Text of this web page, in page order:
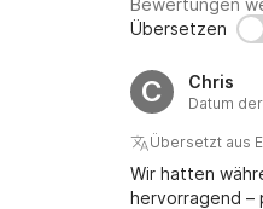
Bewertungen
Übersetzen
C Chris
Datum
Übersetzt aus
Wir hatten
hervorragend –